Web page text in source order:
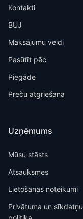
Kontakti
BUJ
Maksājumu veidi
Pasūtīt pēc
Piegāde
Preču atgriešana
Uzņēmums
Mūsu stāsts
Atsauksmes
Lietošanas noteikumi
Privātuma un sīkdatņu